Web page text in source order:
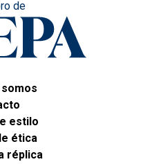
de
estilo
ética
réplica